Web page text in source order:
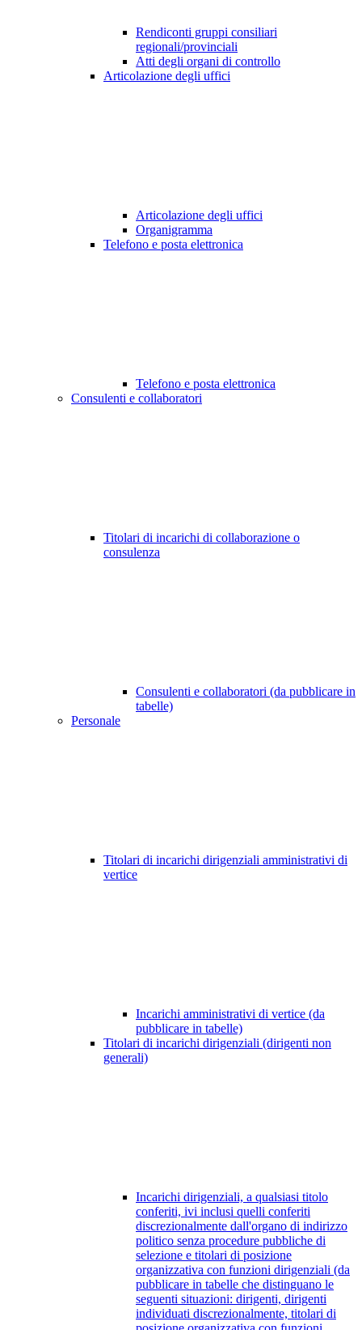
Rendiconti gruppi consiliari
regionali/provinciali
Atti degli organi di controllo
Articolazione degli uffici
Articolazione degli uffici
Organigramma
Telefono e posta elettronica
Telefono e posta elettronica
Consulenti e collaboratori
Titolari di incarichi di collaborazione o
consulenza
Consulenti e collaboratori (da pubblicare in
tabelle)
Personale
Titolari di incarichi dirigenziali amministrativi di
vertice
Incarichi amministrativi di vertice (da
pubblicare in tabelle)
Titolari di incarichi dirigenziali (dirigenti non
generali)
Incarichi dirigenziali, a qualsiasi titolo
conferiti, ivi inclusi quelli conferiti
discrezionalmente dall'organo di indirizzo
politico senza procedure pubbliche di
selezione e titolari di posizione
organizzativa con funzioni dirigenziali (da
pubblicare in tabelle che distinguano le
seguenti situazioni: dirigenti, dirigenti
individuati discrezionalmente, titolari di